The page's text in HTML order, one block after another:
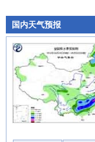
国内天气预报